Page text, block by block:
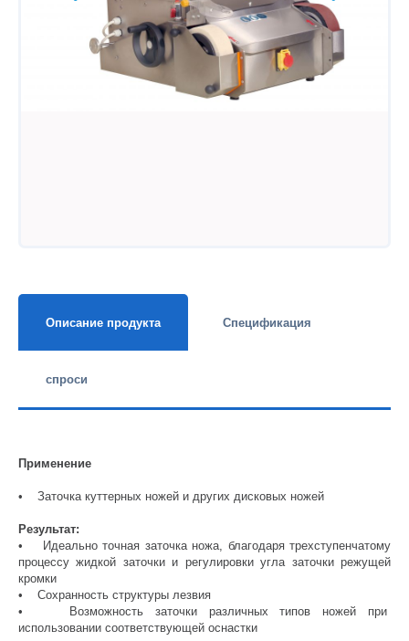
Описание продукта Спецификация
спроси
Применение
• Заточка куттерных ножей и других дисковых ножей
Результат:
• Идеально точная заточка ножа, благодаря трехступенчатому
процессу жидкой заточки и регулировки угла заточки режущей
кромки
• Сохранность структуры лезвия
• Возможность заточки различных типов ножей при
использовании соответствующей оснастки